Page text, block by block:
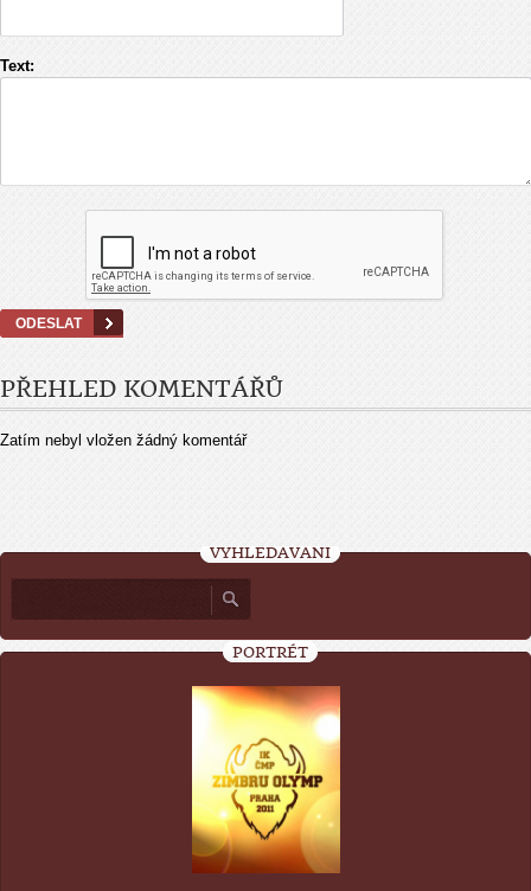
Text:
PŘEHLED KOMENTÁŘŮ
Zatím nebyl vložen žádný komentář
VYHLEDÁVÁNÍ
PORTRÉT